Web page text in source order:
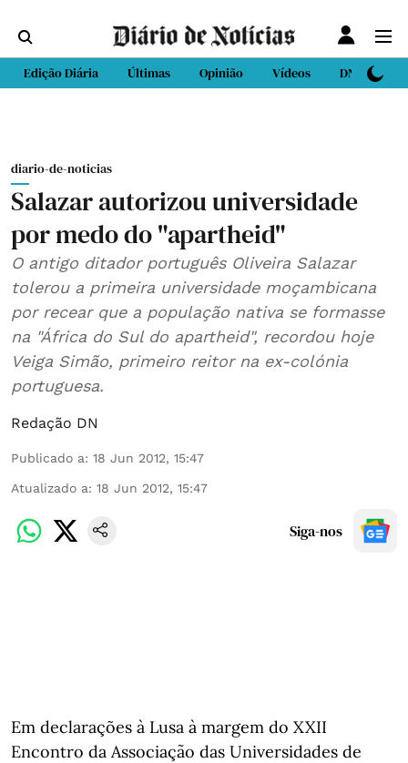
Edição Diária Últimas Opinião Vídeos DN Sport
diario-de-noticias
Salazar autorizou universidade
por medo do "apartheid"
O antigo ditador português Oliveira Salazar
tolerou a primeira universidade moçambicana
por recear que a população nativa se formasse
na "África do Sul do apartheid", recordou hoje
Veiga Simão, primeiro reitor na ex-colónia
portuguesa.
Redação DN
Publicado a: 18 Jun 2012, 15:47
Atualizado a: 18 Jun 2012, 15:47
Siga-nos
Em declarações à Lusa à margem do XXII
Encontro da Associação das Universidades de